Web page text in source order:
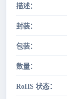
描述：
封装：
包装：
数量：
RoHS 状态：